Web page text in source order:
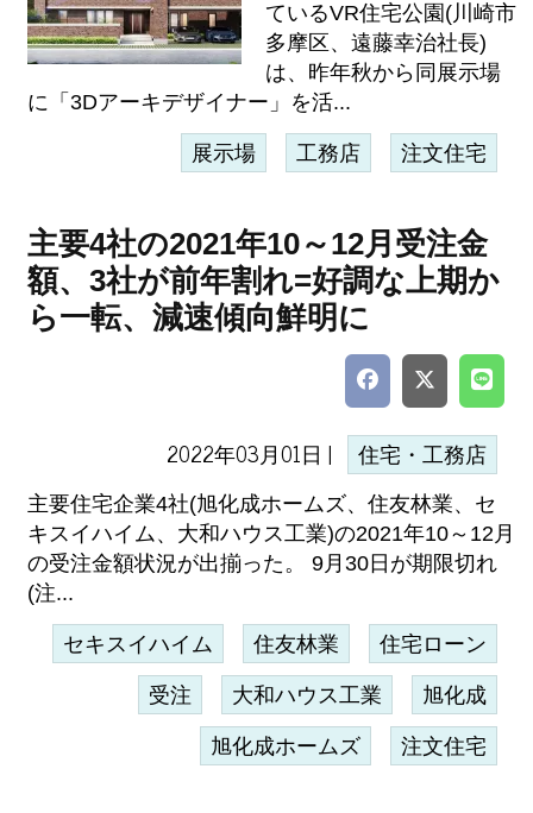
ているVR住宅公園(川崎市
多摩区、遠藤幸治社長)
は、昨年秋から同展示場
に「3Dアーキデザイナー」を活...
展示場 工務店 注文住宅
主要4社の2021年10～12月受注金
額、3社が前年割れ=好調な上期か
ら一転、減速傾向鮮明に
2022年03月01日 | 住宅・工務店
主要住宅企業4社(旭化成ホームズ、住友林業、セ
キスイハイム、大和ハウス工業)の2021年10～12月
の受注金額状況が出揃った。 9月30日が期限切れ
(注...
セキスイハイム 住友林業 住宅ローン
受注 大和ハウス工業 旭化成
旭化成ホームズ 注文住宅